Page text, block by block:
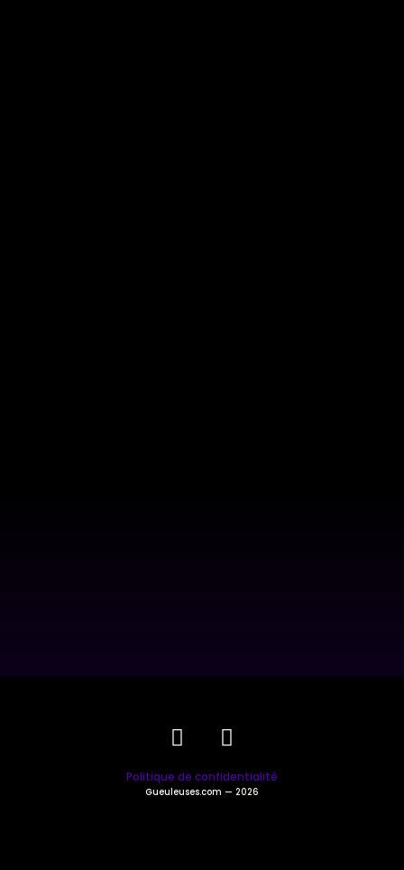
Politique de confidentialité
Gueuleuses.com — 2026